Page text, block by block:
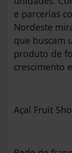
e parcerias
Nordeste
que buscam
produto de
crescimento
Açaí Fruit